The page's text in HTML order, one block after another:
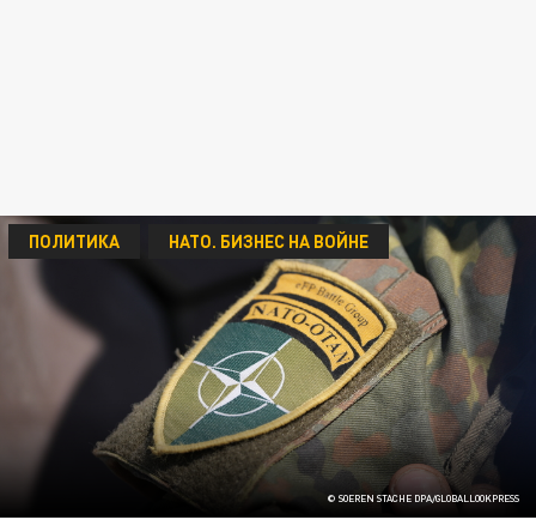
© SOEREN STACHE DPA/GLOBALLOOKPRESS
ПОЛИТИКА НАТО. БИЗНЕС НА ВОЙНЕ